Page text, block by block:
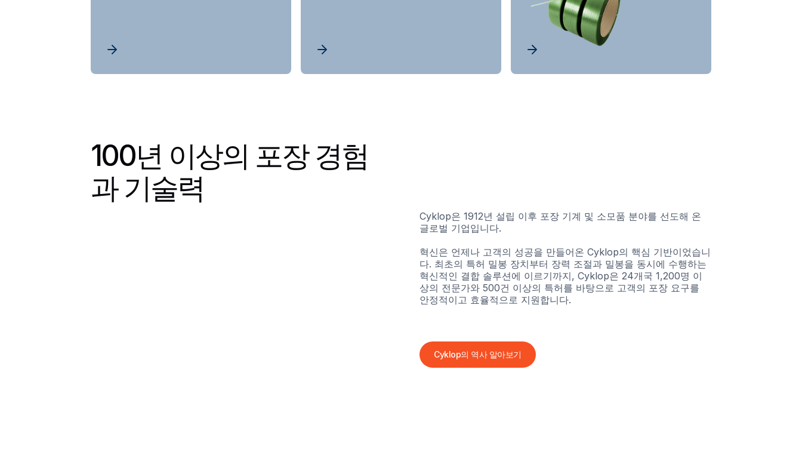
100년 이상의 포장 경험
과 기술력
Cyklop은 1912년 설립 이후 포장 기계 및 소모품 분야를 선도해 온
글로벌 기업입니다.
혁신은 언제나 고객의 성공을 만들어온 Cyklop의 핵심 기반이었습니
다. 최초의 특허 밀봉 장치부터 장력 조절과 밀봉을 동시에 수행하는
혁신적인 결합 솔루션에 이르기까지, Cyklop은 24개국 1,200명 이
상의 전문가와 500건 이상의 특허를 바탕으로 고객의 포장 요구를
안정적이고 효율적으로 지원합니다.
Cyklop의 역사 알아보기